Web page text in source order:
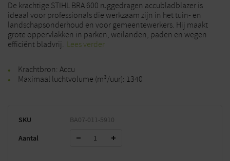
De krachtige STIHL BRA 600 ruggedragen accubladblazer is
ideaal voor professionals die werkzaam zijn in het tuin- en
landschapsonderhoud en voor gemeentewerkers. Hij maakt
grote oppervlakken in parken, weilanden, paden en wegen
efficiënt bladvrij. Lees verder
Krachtbron: Accu
Maximaal luchtvolume (m³/uur): 1340
SKU BA07-011-5910
Aantal